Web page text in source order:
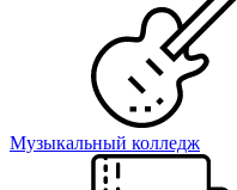
Музыкальный колледж